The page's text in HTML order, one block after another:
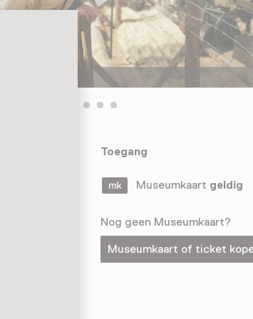
Toegang
Museumkaart geldig
Nog geen Museumkaart?
Museumkaart of ticket